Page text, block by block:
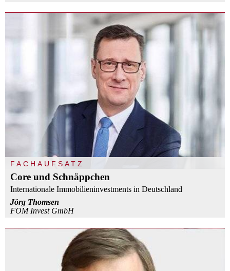
FACHAUFSATZ
Core und Schnäppchen
Internationale Immobilieninvestments in Deutschland
Jörg Thomsen
FOM Invest GmbH